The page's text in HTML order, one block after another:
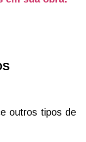
outros tipos de